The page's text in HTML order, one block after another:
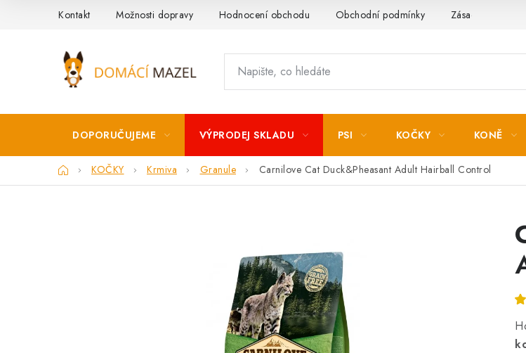
Kontakt Možnosti dopravy Hodnocení obchodu Obchodní podmínky Zásady
DOPORUČUJEME VÝPRODEJ SKLADU PSI KOČKY KONĚ
DomůKOČKY Krmiva Granule Carnilove Cat Duck&Pheasant Adult Hairball Control